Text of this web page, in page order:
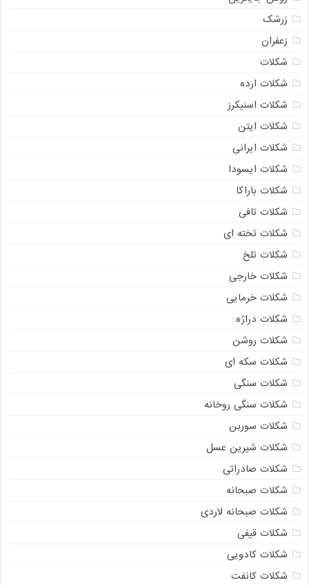
زرشک
زعفران
شکلات
شکلات ارده
شکلات اسنیکرز
شکلات ایتن
شکلات ایرانی
شکلات ایسودا
شکلات باراکا
شکلات تافی
شکلات تخته ای
شکلات تلخ
شکلات خارجی
شکلات خرمایی
شکلات دراژه
شکلات روشن
شکلات سکه ای
شکلات سنگی
شکلات سنگی روخانه
شکلات سوربن
شکلات شیرین عسل
شکلات صادراتی
شکلات صبحانه
شکلات صبحانه لاردی
شکلات قیفی
شکلات کادویی
شکلات کانفت